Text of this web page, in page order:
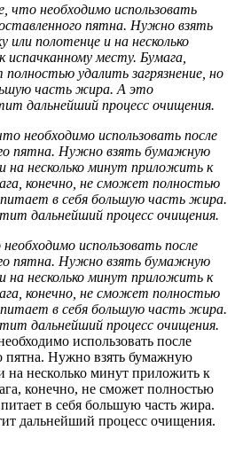
что необходимо использовать
пятна. Нужно взять
полотенце и на несколько
месту. Бумага,
удалить загрязнение, но
часть жира. А это
дальнейший процесс очищения.
необходимо использовать после
пятна. Нужно взять бумажную
на несколько минут приложить к
конечно, не сможет полностью
в себя большую часть жира.
дальнейший процесс очищения.
использовать после
пятна. Нужно взять бумажную
на несколько минут приложить к
конечно, не сможет полностью
в себя большую часть жира.
дальнейший процесс очищения.
использовать после
пятна. Нужно взять бумажную
на несколько минут приложить к
конечно, не сможет полностью
в себя большую часть жира.
дальнейший процесс очищения.